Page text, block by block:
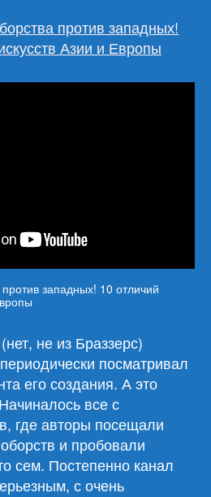
против западных!
Азии и Европы
западных! 10 отличий
не из Браззерс)
посматривал
его создания. А это
все с
где авторы посещали
и пробовали
сем. Постепенно канал
с очень